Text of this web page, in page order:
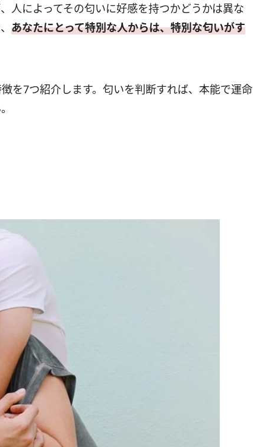
人によってその匂いに好感を持つかどうかは異な
あなたにとって特別な人からは、特別な匂いがす
を7つ紹介します。匂いを判断すれば、本能で運命